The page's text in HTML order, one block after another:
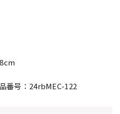
番号：24rbMEC-122